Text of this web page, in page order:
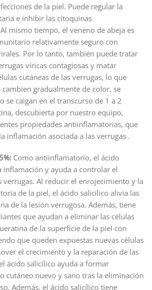
de la piel. Puede regular la
e inhibir las citoquinas
mismo tiempo, el veneno de abeja es
relativamente seguro con
Por lo tanto, también puede tratar
víricas contagiosas y matar
cutáneas de las verrugas, lo que
gradualmente de color, se
se caigan en el transcurso de 1 a 2
descubierta por nuestro equipo,
propiedades antiinflamatorias, que
inflamación asociada a las verrugas .
Como antiinflamatorio, el ácido
inflamación y ayuda a controlar el
verrugas. Al reducir el enrojecimiento y la
de la piel, el ácido salicílico alivia las
de la lesión verrugosa. Además, tiene
que ayudan a eliminar las células
de la superficie de la piel con
que queden expuestas nuevas células
el crecimiento y la reparación de las
ácido salicílico ayuda a formar
cutáneo nuevo y sano tras la eliminación
Además, el ácido salicílico tiene